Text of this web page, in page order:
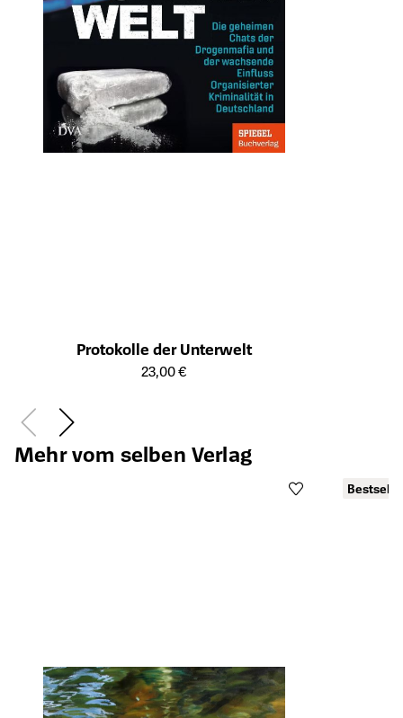
Protokolle der Unterwelt
Öffnet die Detailseite des Produkts
23,00 €
Mehr vom selben Verlag